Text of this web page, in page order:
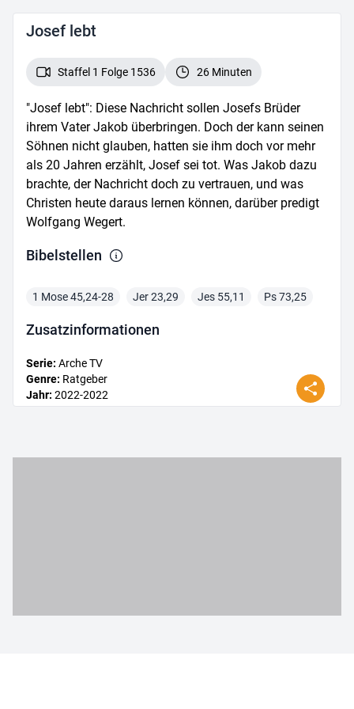
Josef lebt
Staffel 1 Folge 1536 26 Minuten
"Josef lebt": Diese Nachricht sollen Josefs Brüder
ihrem Vater Jakob überbringen. Doch der kann seinen
Söhnen nicht glauben, hatten sie ihm doch vor mehr
als 20 Jahren erzählt, Josef sei tot. Was Jakob dazu
brachte, der Nachricht doch zu vertrauen, und was
Christen heute daraus lernen können, darüber predigt
Wolfgang Wegert.
Bibelstellen
1 Mose 45,24-28 Jer 23,29 Jes 55,11 Ps 73,25
Zusatz­informationen
Serie: Arche TV
Genre: Ratgeber
Jahr: 2022-2022